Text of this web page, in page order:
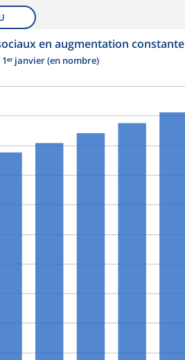
en augmentation constante
janvier (en nombre)